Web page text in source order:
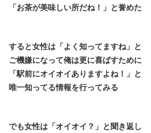
「お茶が美味しい所だね！」と誉めた
すると女性は「よく知ってますね」と
ご機嫌になって俺は更に喜ばすために
「駅前にオイオイありますよね！」と
唯一知ってる情報を行ってみる
でも女性は「オイオイ？」と聞き返し